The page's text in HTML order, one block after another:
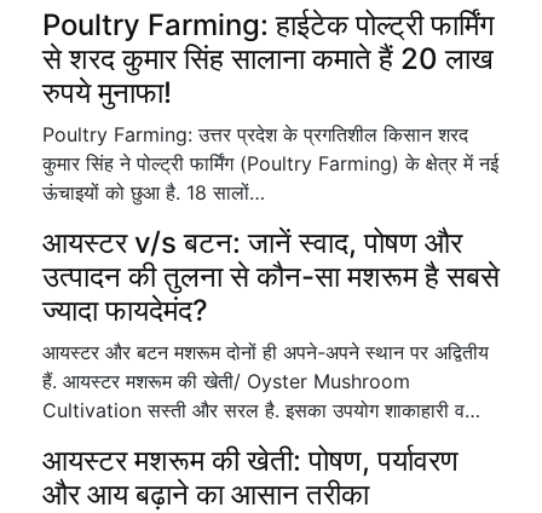
Poultry Farming: हाईटेक पोल्ट्री फार्मिंग
से शरद कुमार सिंह सालाना कमाते हैं 20 लाख
रुपये मुनाफा!
Poultry Farming: उत्तर प्रदेश के प्रगतिशील किसान शरद
कुमार सिंह ने पोल्ट्री फार्मिंग (Poultry Farming) के क्षेत्र में नई
ऊंचाइयों को छुआ है. 18 सालों…
आयस्टर v/s बटन: जानें स्वाद, पोषण और
उत्पादन की तुलना से कौन-सा मशरूम है सबसे
ज्यादा फायदेमंद?
आयस्टर और बटन मशरूम दोनों ही अपने-अपने स्थान पर अद्वितीय
हैं. आयस्टर मशरूम की खेती/ Oyster Mushroom
Cultivation सस्ती और सरल है. इसका उपयोग शाकाहारी व…
आयस्टर मशरूम की खेती: पोषण, पर्यावरण
और आय बढ़ाने का आसान तरीका